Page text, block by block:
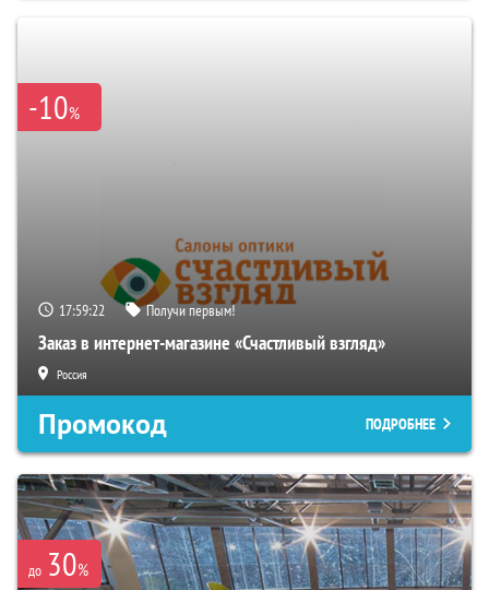
-10%
17:59:21 Получи первым!
Заказ в интернет-магазине «Счастливый взгляд»
Россия
Промокод ПОДРОБНЕЕ
до 30%